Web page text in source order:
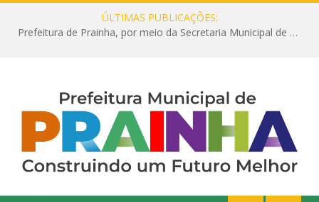
ÚLTIMAS PUBLICAÇÕES:
Prefeitura de Prainha, por meio da Secretaria Municipal de Educação, abre 354 vagas na área da Educação para 2025 com processo seletivo simplificado